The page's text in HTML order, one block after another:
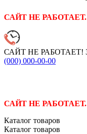
САЙТ НЕ
САЙТ НЕ
(000) 000-00-00
САЙТ НЕ
Каталог товаров
Каталог товаров